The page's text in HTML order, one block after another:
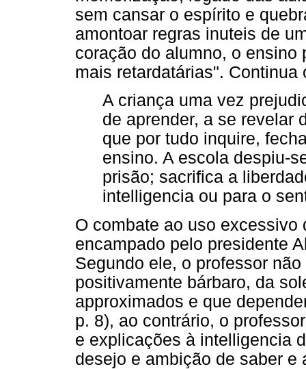
sem cansar o espírito e
amontoar regras inuteis de
coração do alumno, o
mais retardatárias". Continua
A criança uma vez
de aprender, a se revelar
que por tudo inquire,
ensino. A escola despiu-
prisão; sacrifica a
intelligencia ou para o
O combate ao uso
encampado pelo presidente
Segundo ele, o professor
positivamente bárbaro, da
approximados e que
p. 8), ao contrário, o
e explicações à intelligencia
desejo e ambição de saber e